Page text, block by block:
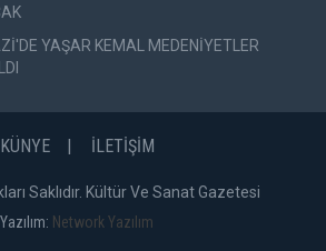
YAŞAR KEMAL MEDENİYETLER
KÜNYE İLETİŞİM
Saklıdır. Kültür Ve Sanat Gazetesi
Yazılım: Network Yazılım